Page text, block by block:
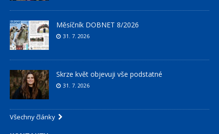
Měsíčník DOBNET 8/2026
31. 7. 2026
Skrze květ objevuji vše podstatné
31. 7. 2026
Všechny články